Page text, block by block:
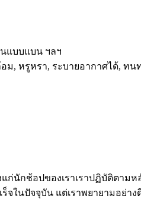
แบบแบน ฯลฯ
อม, หรูหรา, ระบายอากาศได้, ท
นักช้อปของเราเราปฏิบัติตาม
จในปัจจุบัน แต่เราพยายามอ